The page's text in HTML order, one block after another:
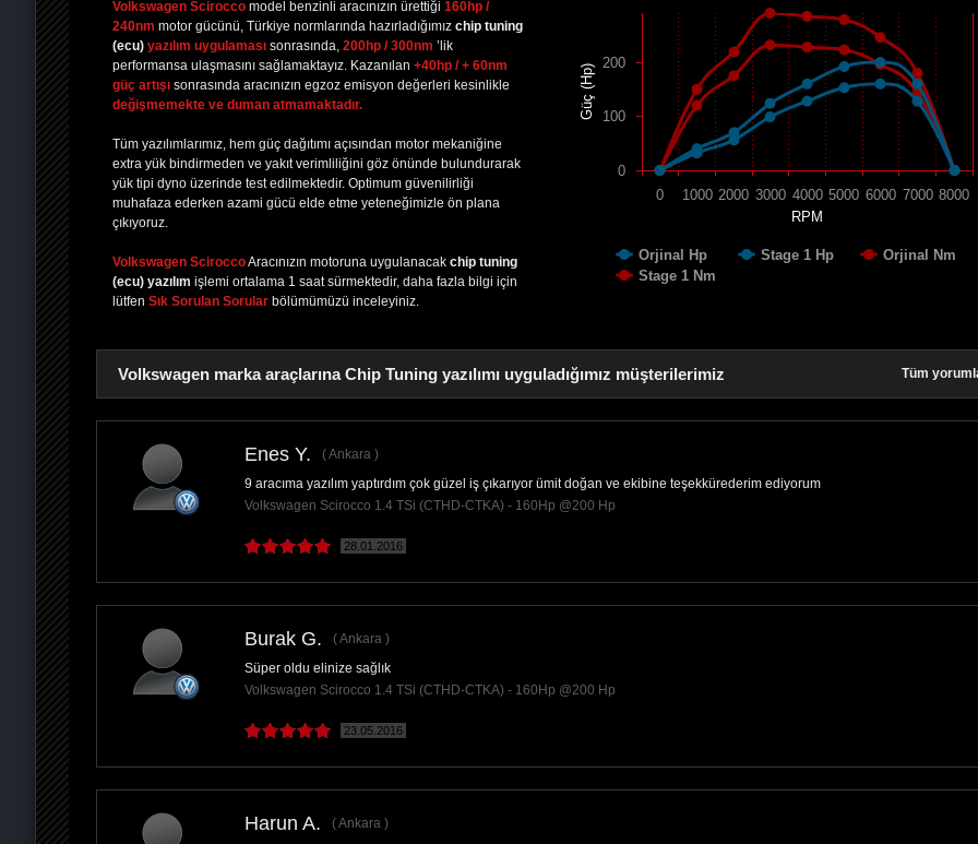
PAYLAŞPAYLAŞPLUS'TA
PAYLAŞ
PAYLAŞ
Volkswagen Scirocco model benzinli aracınızın ürettiği 160hp /
240nm motor gücünü, Türkiye normlarında hazırladığımız chip tuning
(ecu) yazılım uygulaması sonrasında, 200hp / 300nm ’lik
performansa ulaşmasını sağlamaktayız. Kazanılan +40hp / + 60nm
güç artışı sonrasında aracınızın egzoz emisyon değerleri kesinlikle
değişmemekte ve duman atmamaktadır.
Tüm yazılımlarımız, hem güç dağıtımı açısından motor mekaniğine
extra yük bindirmeden ve yakıt verimliliğini göz önünde bulundurarak
yük tipi dyno üzerinde test edilmektedir. Optimum güvenilirliği
muhafaza ederken azami gücü elde etme yeteneğimizle ön plana
çıkıyoruz.
Volkswagen SciroccoAracınızın motoruna uygulanacak chip tuning
(ecu) yazılım işlemi ortalama 1 saat sürmektedir, daha fazla bilgi için
lütfen Sık Sorulan Sorular bölümümüzü inceleyiniz.
RPM
Güç (Hp)
Orjinal Hp Stage 1 Hp
Orjinal Nm
Stage 1 Nm
0 1000 2000 3000 4000 5000 6000 7000 8000
0
100
200
Volkswagen marka araçlarına Chip Tuning yazılımı uyguladığımız müşterilerimiz Tüm
Enes Y.
Ankara
9 aracıma yazılım yaptırdım çok güzel iş çıkarıyor ümit doğan ve ekibine teşekkürederim ediyorum
Volkswagen Scirocco 1.4 TSi (CTHD-CTKA) - 160Hp @200 Hp
28.01.2016
Burak G.
Ankara
Süper oldu elinize sağlık
Volkswagen Scirocco 1.4 TSi (CTHD-CTKA) - 160Hp @200 Hp
23.05.2016
Harun A.
Ankara